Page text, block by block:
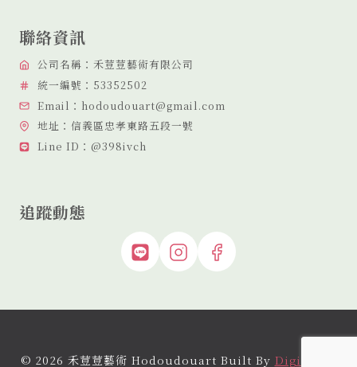
聯絡資訊
公司名稱：禾荳荳藝術有限公司
統一編號：53352502
Email：hodoudouart@gmail.com
地址：信義區忠孝東路五段一號
Line ID：@398ivch
追蹤動態
© 2026 禾荳荳藝術 Hodoudouart Built By Digital By